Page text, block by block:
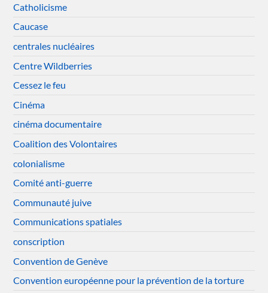
Catholicisme
Caucase
centrales nucléaires
Centre Wildberries
Cessez le feu
Cinéma
cinéma documentaire
Coalition des Volontaires
colonialisme
Comité anti-guerre
Communauté juive
Communications spatiales
conscription
Convention de Genève
Convention européenne pour la prévention de la torture